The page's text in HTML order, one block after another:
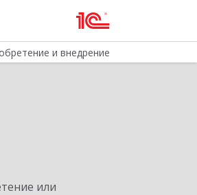
и внедрение
или